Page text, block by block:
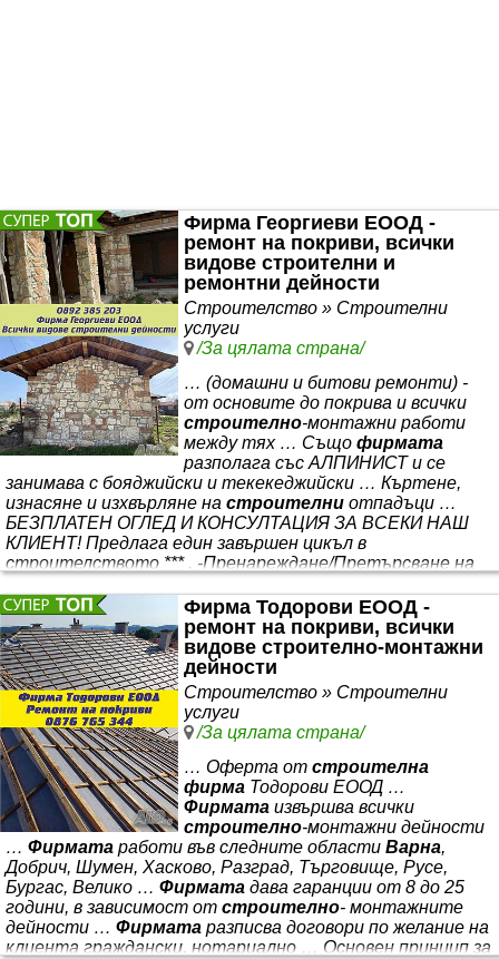
Фирма Георгиеви ЕООД -
ремонт на покриви, всички
видове строителни и
ремонтни дейности
Строителство » Строителни
услуги
/За цялата страна/
… (домашни и битови ремонти) -
от основите до покрива и всички
строително-монтажни работи
между тях … Също фирмата
разполага със АЛПИНИСТ и се
занимава с бояджийски и текекеджийски … Къртене,
изнасяне и изхвърляне на строителни отпадъци …
БЕЗПЛАТЕН ОГЛЕД И КОНСУЛТАЦИЯ ЗА ВСЕКИ НАШ
КЛИЕНТ! Предлага един завършен цикъл в
строителството *** . -Пренареждане/Претърсване на
Полагане на мушама . Наковаване на летви .
Нареждане на керемиди . Измазване на капаци. Всичко
труд и материали 35 лв/кв.м -Изграждане на покрив -
нова конструкция-дървена конструкция
Фирма Тодорови ЕООД -
ремонт на покриви, всички
видове строително-монтажни
дейности
Строителство » Строителни
услуги
/За цялата страна/
… Оферта от строителна
фирма Тодорови ЕООД …
Фирмата извършва всички
строително-монтажни дейности
… Фирмата работи във следните области Варна,
Добрич, Шумен, Хасково, Разград, Търговище, Русе,
Бургас, Велико … Фирмата дава гаранции от 8 до 25
години, в зависимост от строително- монтажните
дейности … Фирмата разписва договори по желание на
клиента граждански, нотариално … Основен принцип за